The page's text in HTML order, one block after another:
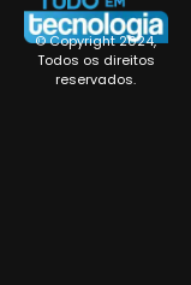
© Copyright 2024,
Todos os direitos
reservados.